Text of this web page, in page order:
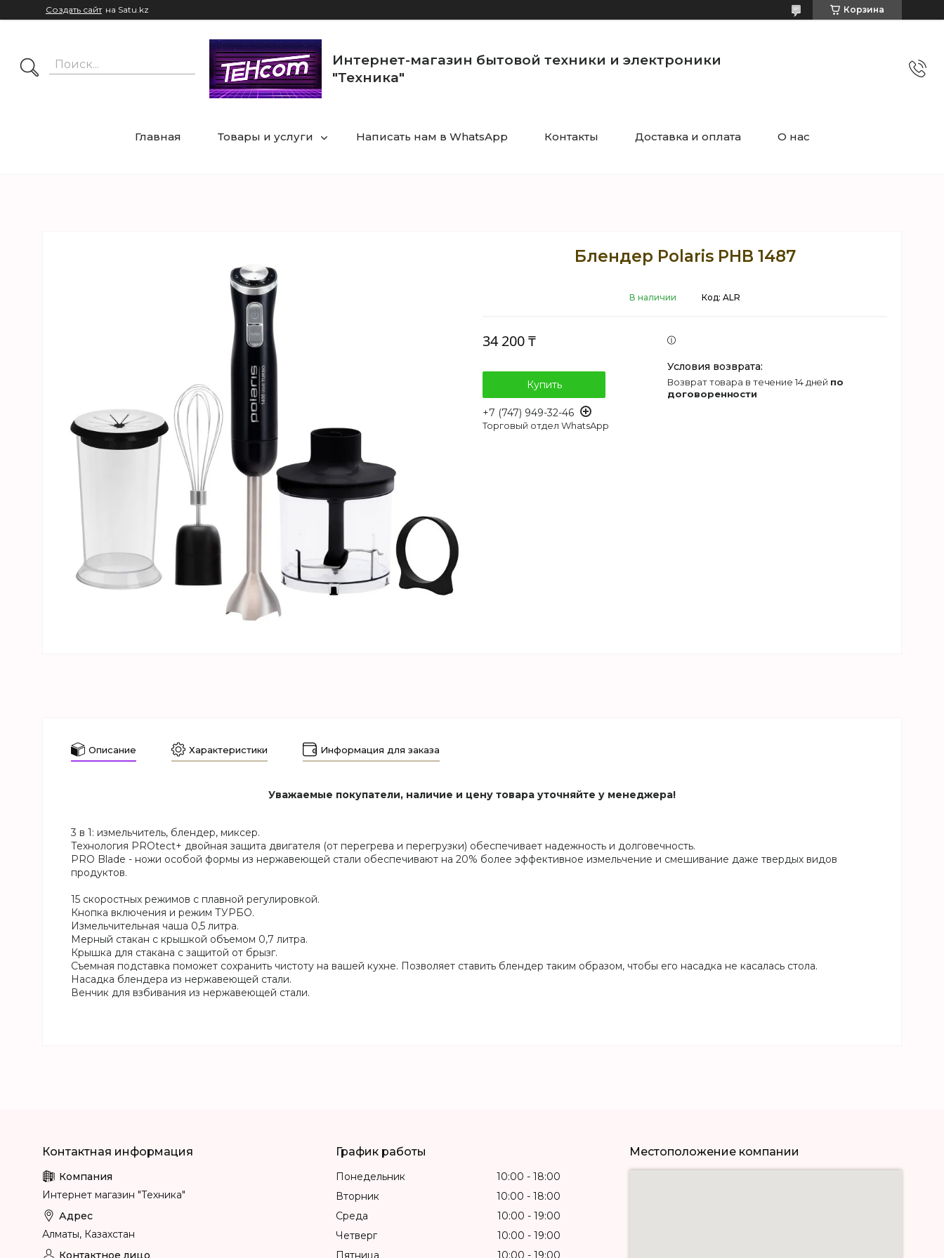
Создать сайт на Satu.kz Корзина
Интернет-магазин бытовой техники и электроники
"Техника"
Главная Товары и услуги Написать нам в WhatsApp Контакты Доставка и оплата О нас
Блендер Polaris PHB 1487
В наличии Код: ALR
34 200 ₸
Купить
+7 (747) 949-32-46
Торговый отдел WhatsApp
возврат товара в течение 14 дней по
договоренности
Описание Характеристики Информация для заказа
Уважаемые покупатели, наличие и цену товара уточняйте у менеджера!
3 в 1: измельчитель, блендер, миксер.
Технология PROtect+ двойная защита двигателя (от перегрева и перегрузки) обеспечивает надежность и долговечность.
PRO Blade - ножи особой формы из нержавеющей стали обеспечивают на 20% более эффективное измельчение и смешивание даже твердых видов
продуктов.
15 скоростных режимов с плавной регулировкой.
Кнопка включения и режим ТУРБО.
Измельчительная чаша 0,5 литра.
Мерный стакан с крышкой объемом 0,7 литра.
Крышка для стакана с защитой от брызг.
Съемная подставка поможет сохранить чистоту на вашей кухне. Позволяет ставить блендер таким образом, чтобы его насадка не касалась стола.
Насадка блендера из нержавеющей стали.
Венчик для взбивания из нержавеющей стали.
Интернет магазин "Техника"
Алматы, Казахстан
График работы
Понедельник 10:00
18:00
Вторник
10:00
18:00
Среда
10:00
19:00
Четверг
10:00
19:00
Пятница
10:00 19:00
Местоположение компании